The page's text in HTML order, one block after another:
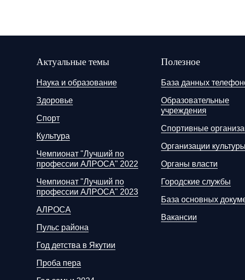
Актуальные темы
Наука и образование
Здоровье
Спорт
Культура
Чемпионат "Лучший по
профессии АЛРОСА" 2022
Чемпионат "Лучший по
профессии АЛРОСА" 2023
АЛРОСА
Пульс района
Год детства в Якутии
Проба пера
Полезное
База данных
Образовательные
учреждения
Спортивные
Организации культуры
Органы власти
Городские службы
База основных
Вакансии